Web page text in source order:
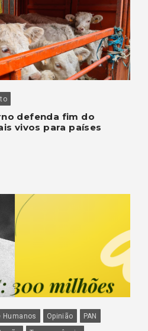
defenda fim do
vivos para países
Humanos Opinião
PAN